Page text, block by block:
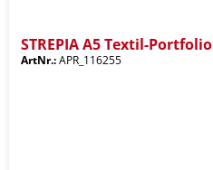
STREPIA A5 Textil-Portfolio
ArtNr.:APR_116255